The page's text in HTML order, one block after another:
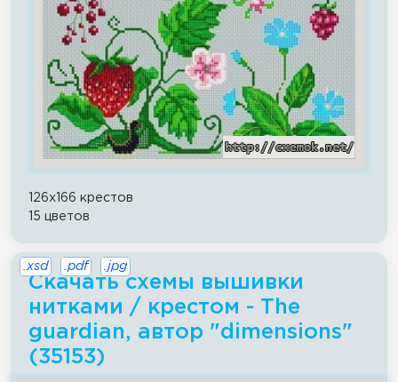
126x166 крестов
15 цветов
Скачать схемы вышивки
нитками / крестом - The
guardian, автор "dimensions"
(35153)
.xsd .pdf .jpg